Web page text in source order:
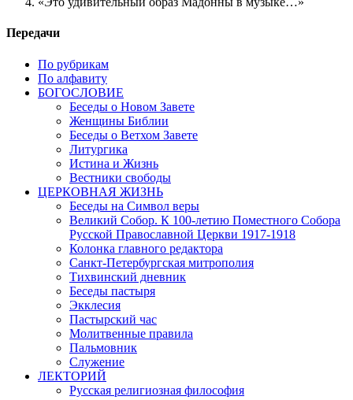
Передачи
По рубрикам
По алфавиту
БОГОСЛОВИЕ
Беседы о Новом Завете
Женщины Библии
Беседы о Ветхом Завете
Литургика
Истина и Жизнь
Вестники свободы
ЦЕРКОВНАЯ ЖИЗНЬ
Беседы на Символ веры
Великий Собор. К 100-летию Поместного Собора
Русской Православной Церкви 1917-1918
Колонка главного редактора
Санкт-Петербургская митрополия
Тихвинский дневник
Беседы пастыря
Экклесия
Пастырский час
Молитвенные правила
Пальмовник
Служение
ЛЕКТОРИЙ
Русская религиозная философия